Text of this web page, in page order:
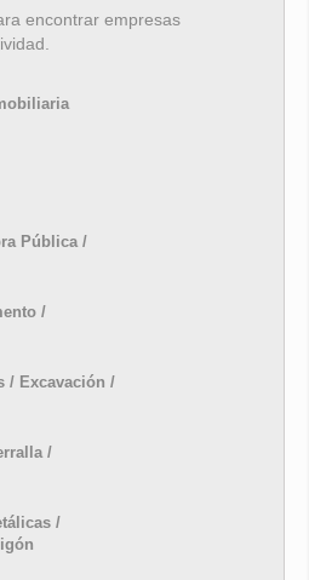
encontrar empresas
Pública /
/
/ Excavación /
/
/